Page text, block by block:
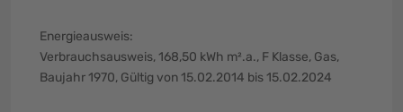
Energieausweis:
Verbrauchsausweis, 168,50 kWh m².a., F Klasse, Gas,
Baujahr 1970, Gültig von 15.02.2014 bis 15.02.2024